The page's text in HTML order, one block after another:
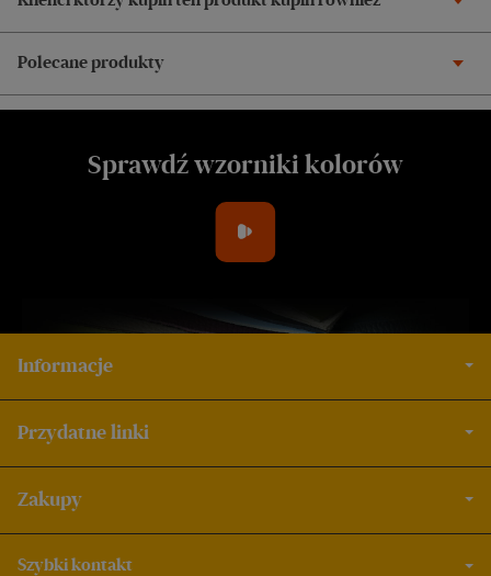
Polecane produkty
Sprawdź wzorniki kolorów
Informacje
Przydatne linki
Zakupy
Szybki kontakt